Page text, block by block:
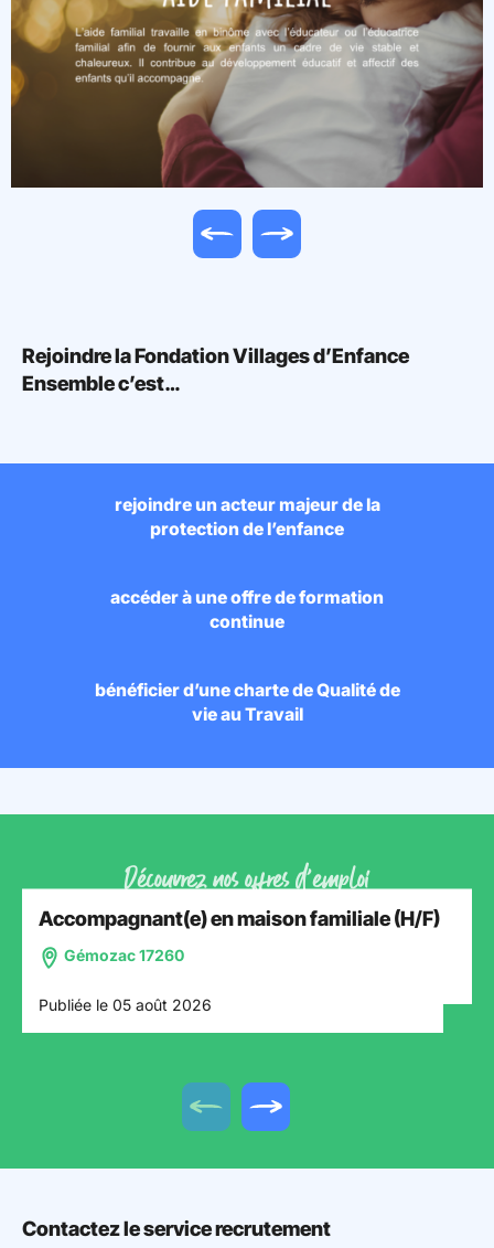
Image précédente
Image suivante
Rejoindre la Fondation Villages d’Enfance
Ensemble c’est…
rejoindre un acteur majeur de la
protection de l’enfance
accéder à une offre de formation
continue
bénéficier d’une charte de Qualité de
vie au Travail
Découvrez nos offres d’emploi
Accompagnant(e) en maison familiale (H/F)
Gémozac 17260
Publiée le 05 août 2026
Offre précédente
Offre suivante
Contactez le service recrutement